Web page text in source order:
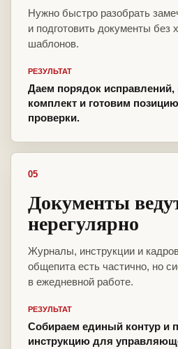
Нужно быстро разобрать
и подготовить документы без
шаблонов.
РЕЗУЛЬТАТ
Даем порядок исправлений,
комплект и готовим
проверки.
05
Документы
нерегулярно
Журналы, инструкции и
общепита есть частично, но
в ежедневной работе.
РЕЗУЛЬТАТ
Собираем единый контур и
инструкцию для